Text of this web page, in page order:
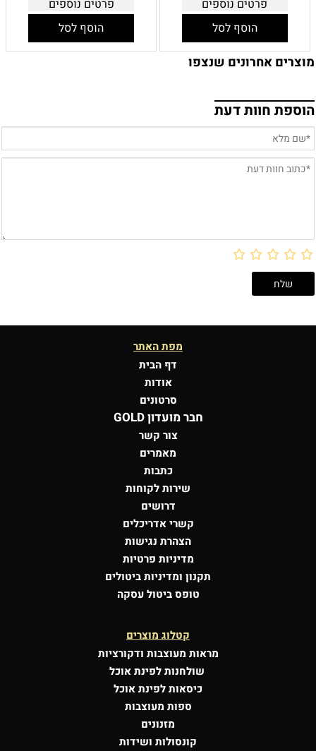
פרטים נוספים
הוסף לסל
פרטים נוספים
הוסף לסל
מוצרים אחרונים שנצפו
הוספת חוות דעת
מפת האתר
דף הבית
אודות
סרטונים
חבר מועדון GOLD
צור קשר
מאמרים
כתבות
שירות לקוחות
דרושים
קשרי אדריכלים
הצהרת נגישות
מדיניות פרטיות
תקנון ומדיניות ביטולים
טופס ביטול עסקה
קטלוג מוצרים
מראות מעוצבות ודקורציות
שולחנות לפינת אוכל
כיסאות לפינת אוכל
ספות מעוצבות
מזנונים
קונסולות ושידות